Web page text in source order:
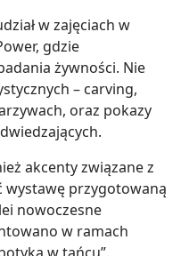
w zajęciach w
gdzie
żywności. Nie
– carving,
oraz pokazy
akcenty związane z
wystawę przygotowaną
nowoczesne
w ramach